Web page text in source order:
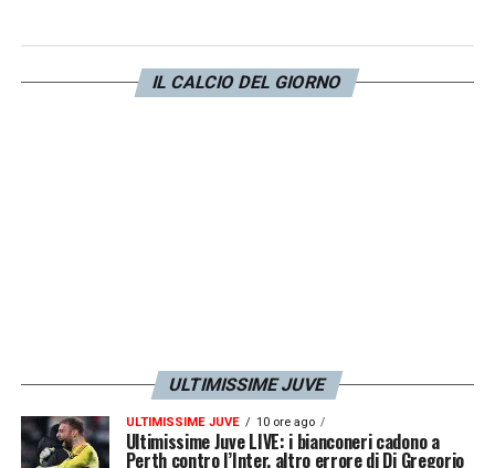
pic.twitter.com/iHkpAAmbuQ
— Andrea in Weah era (@_andrea8_)
LA PLAYLIST DELLE NOSTRE TOP NEWS
IL CALCIO DEL GIORNO
ULTIMISSIME JUVE
ULTIMISSIME JUVE 10 ore ago
Ultimissime Juve LIVE: i bianconeri cadono a
Perth contro l’Inter, altro errore di Di Gregorio